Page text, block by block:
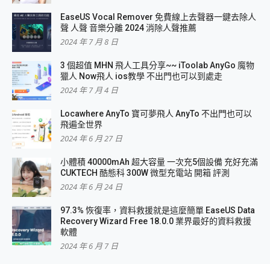
EaseUS Vocal Remover 免費線上去聲器一鍵去除人
聲 人聲 音樂分離 2024 消除人聲推薦
2024 年 7 月 8 日
3 個超值 MHN 飛人工具分享~~ iToolab AnyGo 魔物
獵人 Now飛人 ios教學 不出門也可以到處走
2024 年 7 月 4 日
Locawhere AnyTo 寶可夢飛人 AnyTo 不出門也可以
飛遍全世界
2024 年 6 月 27 日
小體積 40000mAh 超大容量 一次充5個設備 充好充滿
CUKTECH 酷態科 300W 微型充電站 開箱 評測
2024 年 6 月 24 日
97.3% 恢復率，資料救援就是這麼簡單 EaseUS Data
Recovery Wizard Free 18.0.0 業界最好的資料救援
軟體
2024 年 6 月 7 日